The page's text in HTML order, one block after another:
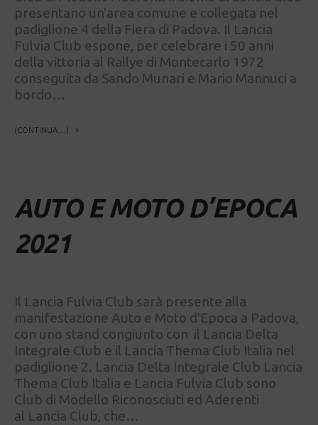
presentano un'area comune e collegata nel
padiglione 4 della Fiera di Padova. Il Lancia
Fulvia Club espone, per celebrare i 50 anni
della vittoria al Rallye di Montecarlo 1972
conseguita da Sando Munari e Mario Mannuci a
bordo…
(CONTINUA....)
AUTO E MOTO D’EPOCA
2021
Il Lancia Fulvia Club sarà presente alla
manifestazione Auto e Moto d'Epoca a Padova,
con uno stand congiunto con il Lancia Delta
Integrale Club e il Lancia Thema Club Italia nel
padiglione 2. Lancia Delta Integrale Club Lancia
Thema Club Italia e Lancia Fulvia Club sono
Club di Modello Riconosciuti ed Aderenti
al Lancia Club, che…